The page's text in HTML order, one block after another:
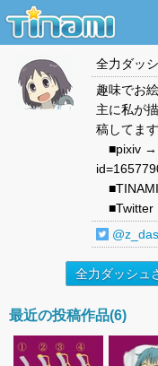
全力ダッ
趣味でお
主に私が
稿してます
■pixiv →
■Twitter
全力ダッシュ
最近の投稿作品(6)